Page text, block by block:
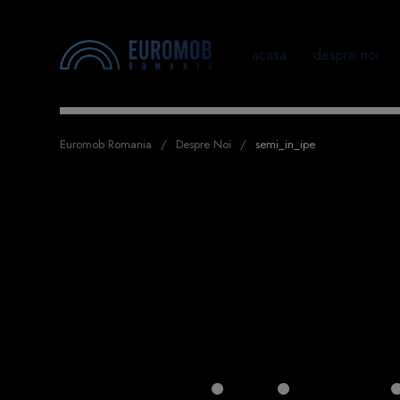
acasa despre noi
Euromob Romania Despre Noi semi_in_ipe